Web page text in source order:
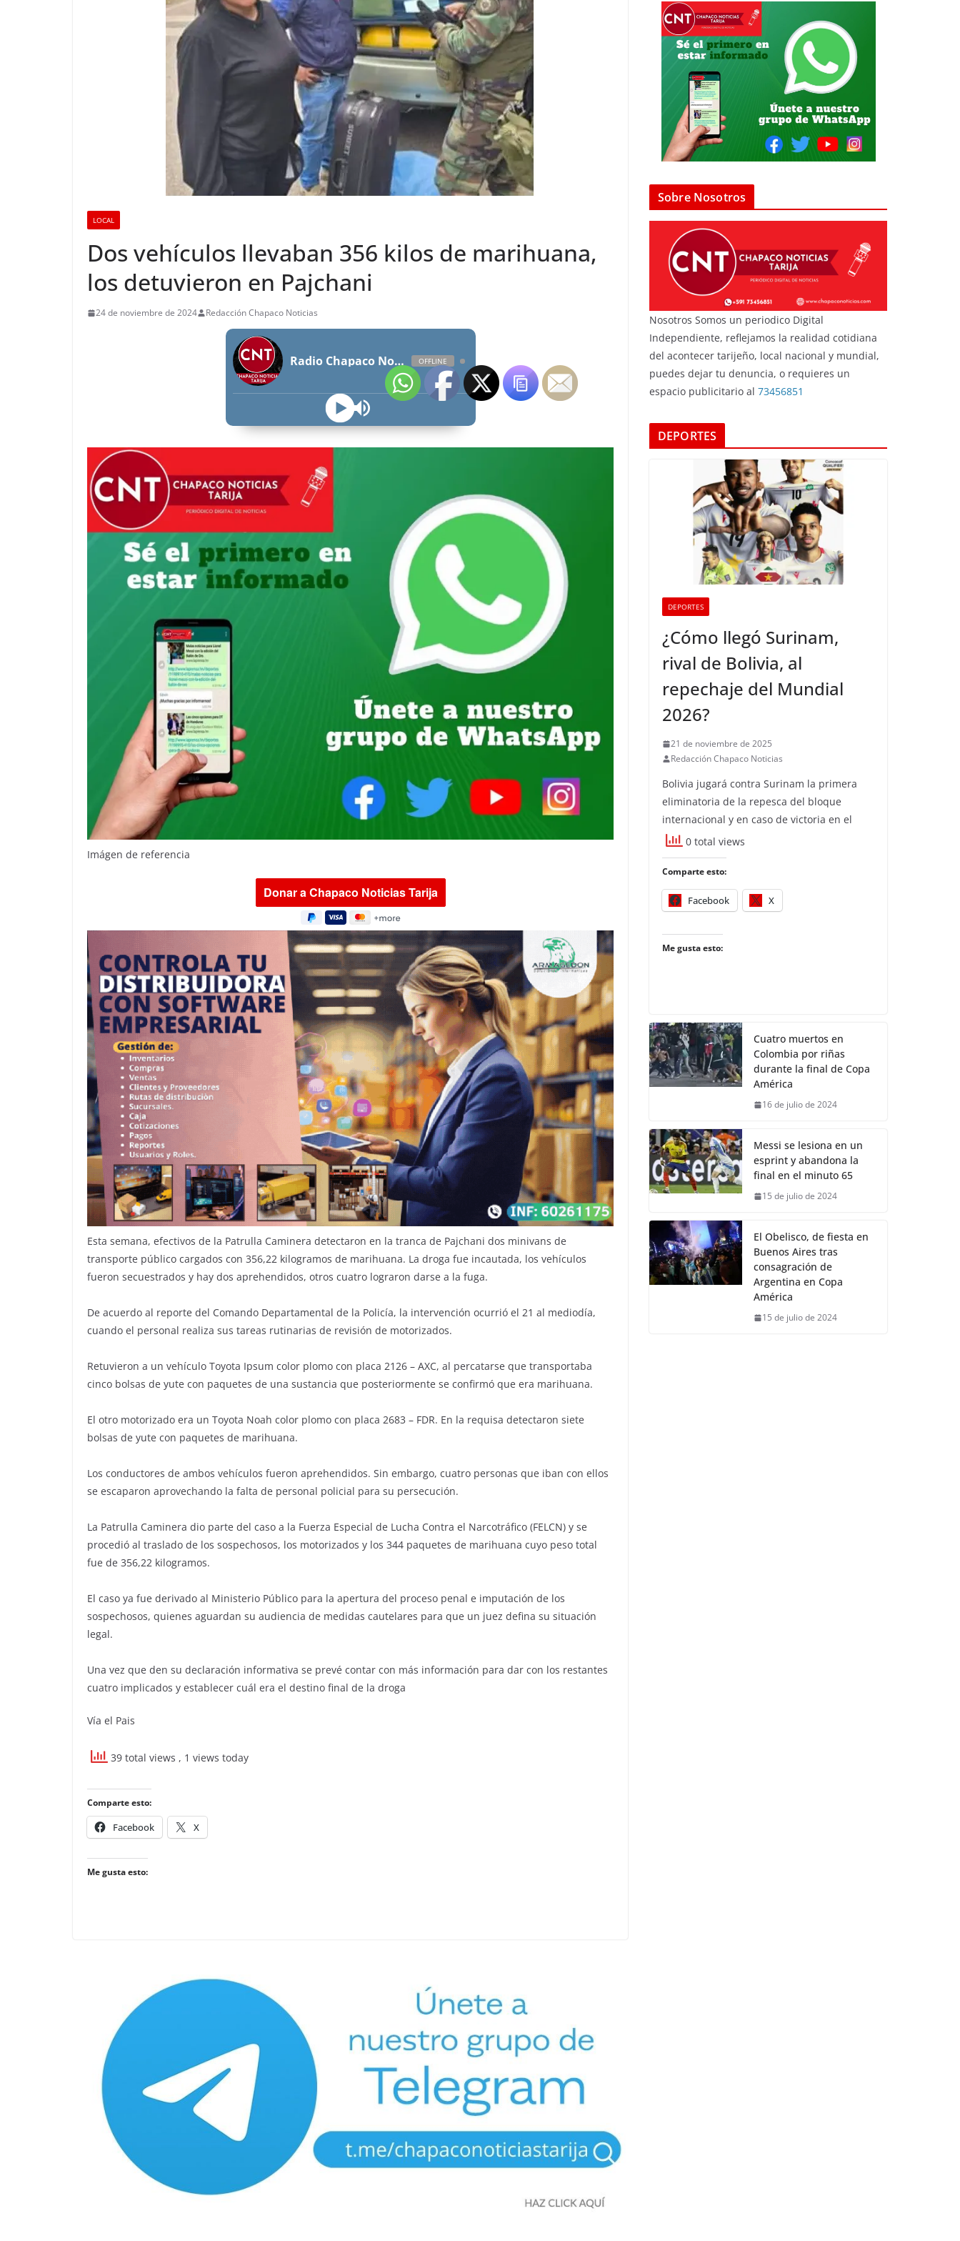
LOCAL
Dos vehículos llevaban 356 kilos de marihuana,
los detuvieron en Pajchani
24 de noviembre de 2024 Redacción Chapaco Noticias
Radio Chapaco Noticias Las 24 horas en vivo OFFLINE
Imágen de referencia
Esta semana, efectivos de la Patrulla Caminera detectaron en la tranca de Pajchani dos minivans de
transporte público cargados con 356,22 kilogramos de marihuana. La droga fue incautada, los vehículos
fueron secuestrados y hay dos aprehendidos, otros cuatro lograron darse a la fuga.
De acuerdo al reporte del Comando Departamental de la Policía, la intervención ocurrió el 21 al mediodía,
cuando el personal realiza sus tareas rutinarias de revisión de motorizados.
Retuvieron a un vehículo Toyota Ipsum color plomo con placa 2126 – AXC, al percatarse que transportaba
cinco bolsas de yute con paquetes de una sustancia que posteriormente se confirmó que era marihuana.
El otro motorizado era un Toyota Noah color plomo con placa 2683 – FDR. En la requisa detectaron siete
bolsas de yute con paquetes de marihuana.
Los conductores de ambos vehículos fueron aprehendidos. Sin embargo, cuatro personas que iban con ellos
se escaparon aprovechando la falta de personal policial para su persecución.
La Patrulla Caminera dio parte del caso a la Fuerza Especial de Lucha Contra el Narcotráfico (FELCN) y se
procedió al traslado de los sospechosos, los motorizados y los 344 paquetes de marihuana cuyo peso total
fue de 356,22 kilogramos.
El caso ya fue derivado al Ministerio Público para la apertura del proceso penal e imputación de los
sospechosos, quienes aguardan su audiencia de medidas cautelares para que un juez defina su situación
legal.
Una vez que den su declaración informativa se prevé contar con más información para dar con los restantes
cuatro implicados y establecer cuál era el destino final de la droga
Vía el Pais
39 total views , 1 views today
Comparte esto:
Facebook X
Me gusta esto:
Sobre Nosotros
Nosotros Somos un periodico Digital
Independiente, reflejamos la realidad cotidiana
del acontecer tarijeño, local nacional y mundial,
puedes dejar tu denuncia, o requieres un
espacio publicitario al 73456851
DEPORTES
DEPORTES
¿Cómo llegó Surinam,
rival de Bolivia, al
repechaje del Mundial
2026?
21 de noviembre de 2025
Redacción Chapaco Noticias
Bolivia jugará contra Surinam la primera
eliminatoria de la repesca del bloque
internacional y en caso de victoria en el
0 total views
Comparte esto:
Facebook X
Me gusta esto:
Cuatro muertos en
Colombia por riñas
durante la final de Copa
América
16 de julio de 2024
Messi se lesiona en un
esprint y abandona la
final en el minuto 65
15 de julio de 2024
El Obelisco, de fiesta en
Buenos Aires tras
consagración de
Argentina en Copa
América
15 de julio de 2024